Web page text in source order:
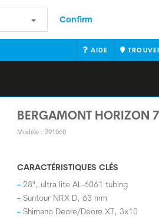
Confirm
AIDE
BERGAMONT HORIZON
Modèle : 291060
CARACTÉRISTIQUES CLÉS
28", ultra lite AL-6061 tubing
Suntour NRX D, 63 mm
Shimano Deore/Deore XT, 3x10